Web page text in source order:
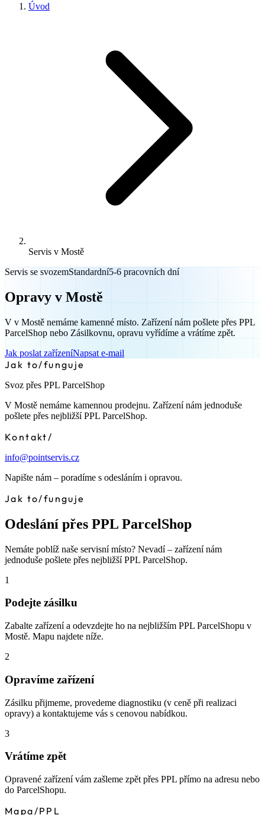
Úvod
Servis v Mostě
Servis se svozemStandardní5-6 pracovních dní
Opravy v Mostě
V v Mostě nemáme kamenné místo. Zařízení nám pošlete přes PPL
ParcelShop nebo Zásilkovnu, opravu vyřídíme a vrátíme zpět.
Jak poslat zařízeníNapsat e-mail
Jak to/funguje
Svoz přes PPL ParcelShop
V Mostě nemáme kamennou prodejnu. Zařízení nám jednoduše
pošlete přes nejbližší PPL ParcelShop.
Kontakt /
info@pointservis.cz
Napište nám – poradíme s odesláním i opravou.
Jak to/funguje
Odeslání přes PPL ParcelShop
Nemáte poblíž naše servisní místo? Nevadí – zařízení nám
jednoduše pošlete přes nejbližší PPL ParcelShop.
1
Podejte zásilku
Zabalte zařízení a odevzdejte ho na nejbližším PPL ParcelShopu v
Mostě. Mapu najdete níže.
2
Opravíme zařízení
Zásilku přijmeme, provedeme diagnostiku (v ceně při realizaci
opravy) a kontaktujeme vás s cenovou nabídkou.
3
Vrátíme zpět
Opravené zařízení vám zašleme zpět přes PPL přímo na adresu nebo
do ParcelShopu.
Mapa /PPL